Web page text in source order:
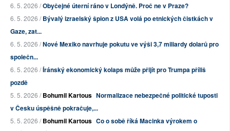
6. 5. 2026 /Obyčejné úterní ráno v Londýně. Proč ne v Praze?
6. 5. 2026 /Bývalý izraelský špion z USA volá po etnických čistkách v
Gaze, zat...
6. 5. 2026 /Nové Mexiko navrhuje pokutu ve výši 3,7 miliardy dolarů pro
společn...
6. 5. 2026 /Íránský ekonomický kolaps může přijít pro Trumpa příliš
pozdě
5. 5. 2026 /Bohumil Kartous Normalizace nebezpečné politické tuposti
v Česku úspěšně pokračuje,...
5. 5. 2026 /Bohumil Kartous Co o sobě říká Macinka výrokem o